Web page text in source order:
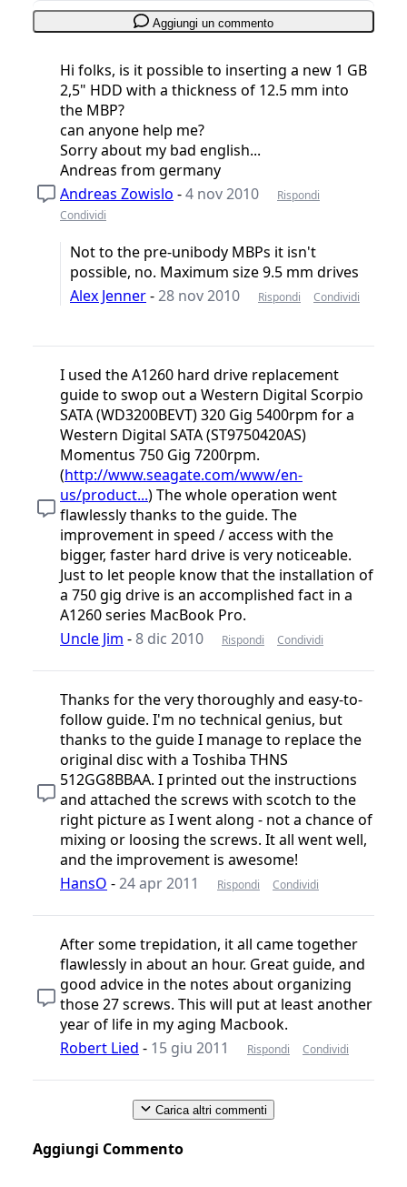
Aggiungi un commento
Hi folks, is it possible to inserting a new 1 GB
2,5" HDD with a thickness of 12.5 mm into
the MBP?
can anyone help me?
Sorry about my bad english...
Andreas from germany
Andreas Zowislo -4 nov 2010
Rispondi
Condividi
Not to the pre-unibody MBPs it isn't
possible, no. Maximum size 9.5 mm drives
Alex Jenner-28 nov 2010 Rispondi Condividi
I used the A1260 hard drive replacement
guide to swop out a Western Digital Scorpio
SATA (WD3200BEVT) 320 Gig 5400rpm for a
Western Digital SATA (ST9750420AS)
Momentus 750 Gig 7200rpm.
(http://www.seagate.com/www/en-
us/product...) The whole operation went
flawlessly thanks to the guide. The
improvement in speed / access with the
bigger, faster hard drive is very noticeable.
Just to let people know that the installation of
a 750 gig drive is an accomplished fact in a
A1260 series MacBook Pro.
Uncle Jim -8 dic 2010 Rispondi Condividi
Thanks for the very thoroughly and easy-to-
follow guide. I'm no technical genius, but
thanks to the guide I manage to replace the
original disc with a Toshiba THNS
512GG8BBAA. I printed out the instructions
and attached the screws with scotch to the
right picture as I went along - not a chance of
mixing or loosing the screws. It all went well,
and the improvement is awesome!
HansO -24 apr 2011 Rispondi Condividi
After some trepidation, it all came together
flawlessly in about an hour. Great guide, and
good advice in the notes about organizing
those 27 screws. This will put at least another
year of life in my aging Macbook.
Robert Lied - 15 giu 2011 Rispondi Condividi
Carica altri commenti
Aggiungi Commento